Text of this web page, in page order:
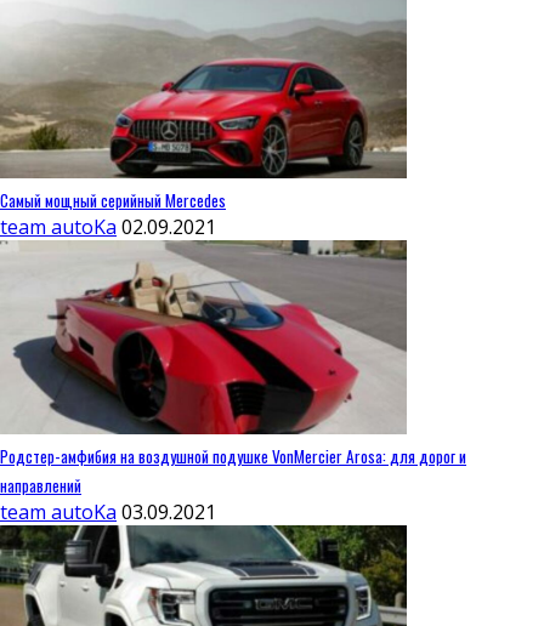
Самый мощный серийный Mercedes
team autoKa 02.09.2021
Родстер-амфибия на воздушной подушке VonMercier Arosa: для дорог и
направлений
team autoKa 03.09.2021